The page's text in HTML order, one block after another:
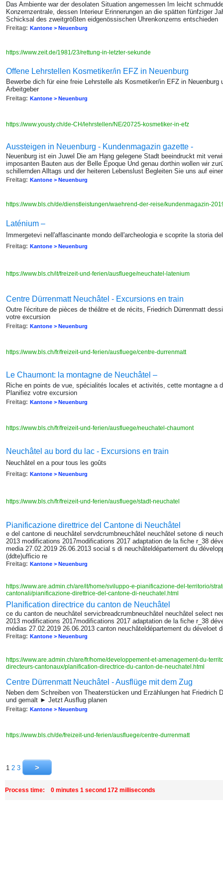
Das Ambiente war der desolaten Situation angemessen Im leicht
Konzernzentrale, dessen Interieur Erinnerungen an die spätten fünfziger
Schicksal des zweitgrößten eidgenössischen Uhrenkonzerns entschieden
Freitag: Kantone > Neuenburg
https://www.zeit.de/1981/23/rettung-in-letzter-sekunde
Offene Lehrstellen Kosmetiker/in EFZ in Neuenburg
Bewerbe dich für eine freie Lehrstelle als Kosmetiker/in EFZ in Neuenburg
Arbeitgeber
Freitag: Kantone > Neuenburg
https://www.yousty.ch/de-CH/lehrstellen/NE/20725-kosmetiker-in-efz
Aussteigen in Neuenburg - Kundenmagazin gazette -
Neuenburg ist ein Juwel Die am Hang gelegene Stadt beeindruckt mit
imposanten Bauten aus der Belle Époque Und genau dorthin wollen wir
schillernden Alltags und der heiteren Lebenslust Begleiten Sie uns auf
Freitag: Kantone > Neuenburg
https://www.bls.ch/de/dienstleistungen/waehrend-der-reise/kundenmagazin-
Laténium –
Immergetevi nell'affascinante mondo dell'archeologia e scoprite la storia
Freitag: Kantone > Neuenburg
https://www.bls.ch/it/freizeit-und-ferien/ausfluege/neuchatel-latenium
Centre Dürrenmatt Neuchâtel - Excursions en train
Outre l'écriture de pièces de théâtre et de récits, Friedrich Dürrenmatt
votre excursion
Freitag: Kantone > Neuenburg
https://www.bls.ch/fr/freizeit-und-ferien/ausfluege/centre-durrenmatt
Le Chaumont: la montagne de Neuchâtel –
Riche en points de vue, spécialités locales et activités, cette montagne a
Planifiez votre excursion
Freitag: Kantone > Neuenburg
https://www.bls.ch/fr/freizeit-und-ferien/ausfluege/neuchatel-chaumont
Neuchâtel au bord du lac - Excursions en train
Neuchâtel en a pour tous les goûts
Freitag: Kantone > Neuenburg
https://www.bls.ch/fr/freizeit-und-ferien/ausfluege/stadt-neuchatel
Pianificazione direttrice del Cantone di Neuchâtel
e del cantone di neuchâtel servdcrumbneuchâtel neuchâtel setone di
2013 modifications 2017modifications 2017 adaptation de la fiche r_38
media 27.02.2019 26.06.2013 social s di neuchâteldépartement du
(ddte)ufficio re
Freitag: Kantone > Neuenburg
https://www.are.admin.ch/are/it/home/sviluppo-e-pianificazione-del-territorio/
cantonali/pianificazione-direttrice-del-cantone-di-neuchatel.html
Planification directrice du canton de Neuchâtel
ce du canton de neuchâtel servicbreadcrumbneuchâtel neuchâtel select
2013 modifications 2017modifications 2017 adaptation de la fiche r_38
médias 27.02.2019 26.06.2013 canton neuchâteldépartement du déveloet
Freitag: Kantone > Neuenburg
https://www.are.admin.ch/are/fr/home/developpement-et-amenagement-du-
directeurs-cantonaux/planification-directrice-du-canton-de-neuchatel.html
Centre Dürrenmatt Neuchâtel - Ausflüge mit dem Zug
Neben dem Schreiben von Theaterstücken und Erzählungen hat Friedrich
und gemalt ► Jetzt Ausflug planen
Freitag: Kantone > Neuenburg
https://www.bls.ch/de/freizeit-und-ferien/ausfluege/centre-durrenmatt
1 2 3
Process time: 0 minutes 1 second 172 milliseconds